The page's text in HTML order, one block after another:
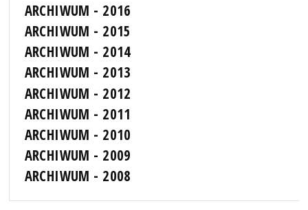
ARCHIWUM - 2016
ARCHIWUM - 2015
ARCHIWUM - 2014
ARCHIWUM - 2013
ARCHIWUM - 2012
ARCHIWUM - 2011
ARCHIWUM - 2010
ARCHIWUM - 2009
ARCHIWUM - 2008